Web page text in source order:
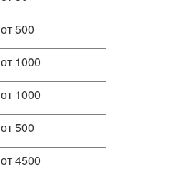
от 500
от 1000
от 1000
от 500
от 4500